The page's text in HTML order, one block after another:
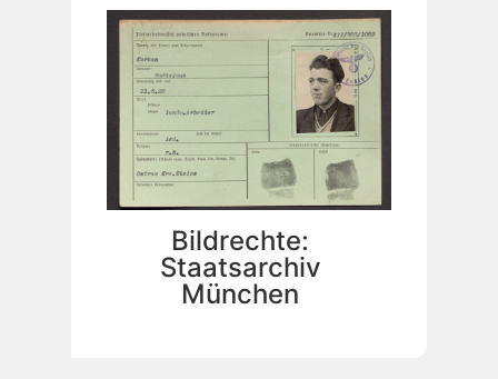
Bildrechte:
Staatsarchiv
München